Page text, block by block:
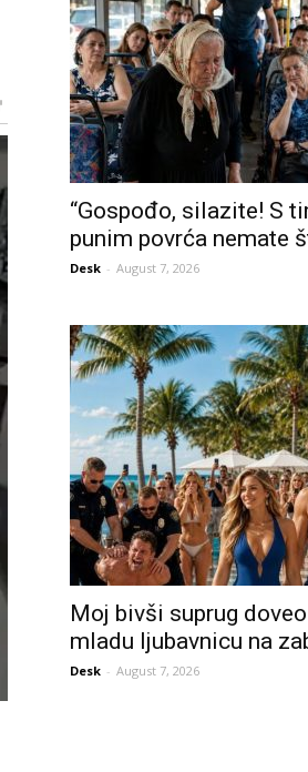
“Gospođo, silazite! S
punim povrća nemate
Desk - August 7, 2026
Moj bivši suprug
mladu ljubavnicu na
Desk - August 7, 2026